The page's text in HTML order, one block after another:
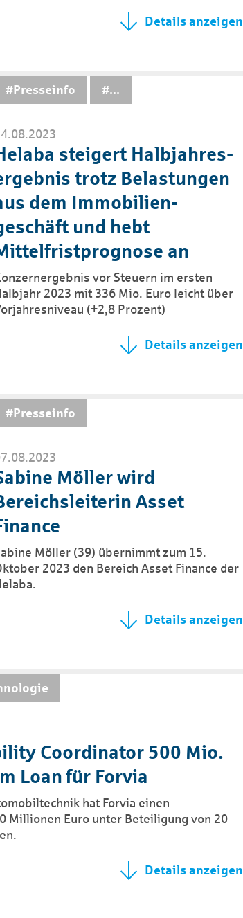
Details anzeigen
#Presseinfo ...
steigert Halbjahres­
trotz Belastungen
dem Immobilien­
und hebt
an
vor Steuern im ersten
2023 mit 336 Mio. Euro leicht über
(+2,8 Prozent)
Details anzeigen
#Presseinfo
Möller wird
Asset
Möller (39) übernimmt zum 15.
2023 den Bereich Asset Finance der
Details anzeigen
Coordi­nator 500 Mio.
Loan für Forvia
hat Forvia einen
Millionen Euro unter Beteiligung von 20
Details anzeigen